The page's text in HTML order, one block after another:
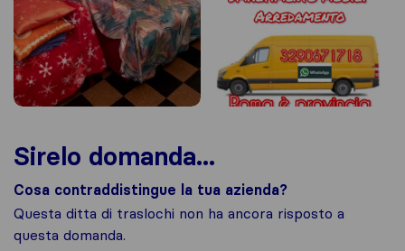
Sirelo domanda...
Cosa contraddistingue la tua azienda?
Questa ditta di traslochi non ha ancora risposto a
questa domanda.